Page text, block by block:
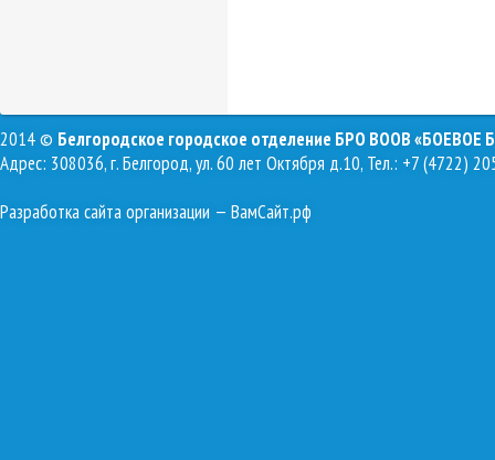
2014 © Белгородское городское отделение БРО ВООВ «БОЕВОЕ
Адрес: 308036, г. Белгород, ул. 60 лет Октября д.10, Тел.: +7 (4722)
Разработка сайта организации — ВамСайт.рф